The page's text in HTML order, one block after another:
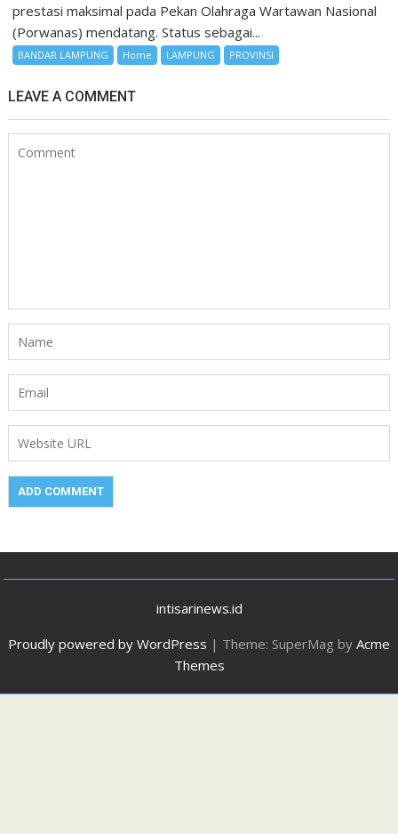
prestasi maksimal pada Pekan Olahraga Wartawan Nasional
(Porwanas) mendatang. Status sebagai...
BANDAR LAMPUNG Home LAMPUNG PROVINSI
LEAVE A COMMENT
intisarinews.id
Proudly powered by WordPress | Theme: SuperMag by Acme
Themes